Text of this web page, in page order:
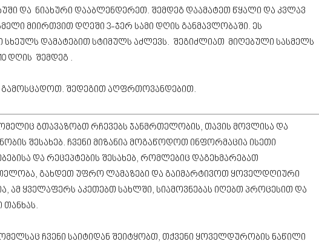
და ნიახური დააბლენდერეთ. შემდეგ დაამატეთ წყალი და კვლავ
მიირთვით დღეში 3-ჯერ სამი დღის განმავლობაში. ეს
სხეულს დამატებით სტიმულს აძლევს. შეგიძლიათ მიღებული სასმელს
დღის შემდეგ .
შედეგით აღფრთოვანდებით.
გთავაზობთ რჩევებს ჯანმრთელობის, თავის მოვლისა და
შესახებ. ჩვენი მიზანია მოგაწოდოთ ინფორმაცია ისეთი
და რეცეპტების შესახებ, რომლებიც დაგეხმარებათ
გახდეთ უფრო ლამაზები და გაიმარტივოთ ყოველდღიური
ამ ყველაფერს აკეთებთ სახლში, სიამოვნებას იღებთ პროცესით და
ჩვენი საიტიდან შეიტყობთ, თქვენი ყოველდურობის ნაწილი